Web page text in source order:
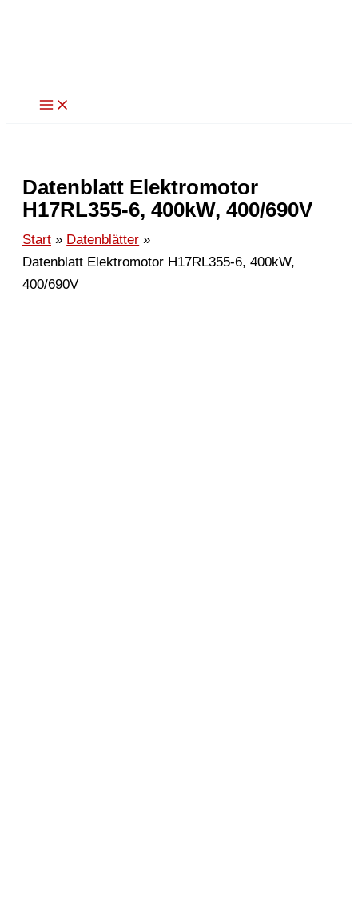
Datenblatt Elektromotor
H17RL355-6, 400kW, 400/690V
Start
Datenblätter
Datenblatt Elektromotor H17RL355-6, 400kW,
400/690V